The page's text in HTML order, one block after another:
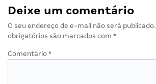
Deixe um comentário
O seu endereço de e-mail não será publicado.
obrigatórios são marcados com *
Comentário *